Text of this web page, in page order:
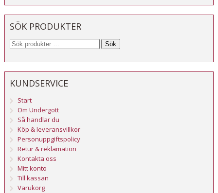
SÖK PRODUKTER
Sök
KUNDSERVICE
Start
Om Undergott
Så handlar du
Köp & leveransvillkor
Personuppgiftspolicy
Retur & reklamation
Kontakta oss
Mitt konto
Till kassan
Varukorg